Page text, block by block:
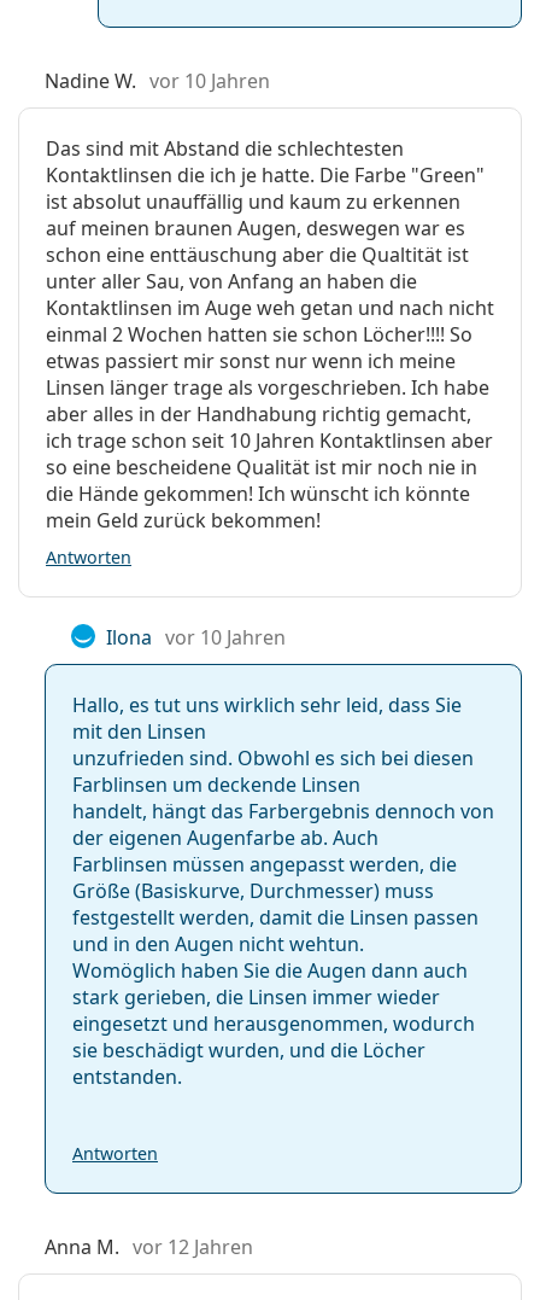
Nadine W. vor 10 Jahren
Das sind mit Abstand die schlechtesten
Kontaktlinsen die ich je hatte. Die Farbe "Green"
ist absolut unauffällig und kaum zu erkennen
auf meinen braunen Augen, deswegen war es
schon eine enttäuschung aber die Qualtität ist
unter aller Sau, von Anfang an haben die
Kontaktlinsen im Auge weh getan und nach nicht
einmal 2 Wochen hatten sie schon Löcher!!!! So
etwas passiert mir sonst nur wenn ich meine
Linsen länger trage als vorgeschrieben. Ich habe
aber alles in der Handhabung richtig gemacht,
ich trage schon seit 10 Jahren Kontaktlinsen aber
so eine bescheidene Qualität ist mir noch nie in
die Hände gekommen! Ich wünscht ich könnte
mein Geld zurück bekommen!
Antworten
Ilona vor 10 Jahren
Hallo, es tut uns wirklich sehr leid, dass Sie
mit den Linsen
unzufrieden sind. Obwohl es sich bei diesen
Farblinsen um deckende Linsen
handelt, hängt das Farbergebnis dennoch von
der eigenen Augenfarbe ab. Auch
Farblinsen müssen angepasst werden, die
Größe (Basiskurve, Durchmesser) muss
festgestellt werden, damit die Linsen passen
und in den Augen nicht wehtun.
Womöglich haben Sie die Augen dann auch
stark gerieben, die Linsen immer wieder
eingesetzt und herausgenommen, wodurch
sie beschädigt wurden, und die Löcher
entstanden.
Antworten
Anna M. vor 12 Jahren